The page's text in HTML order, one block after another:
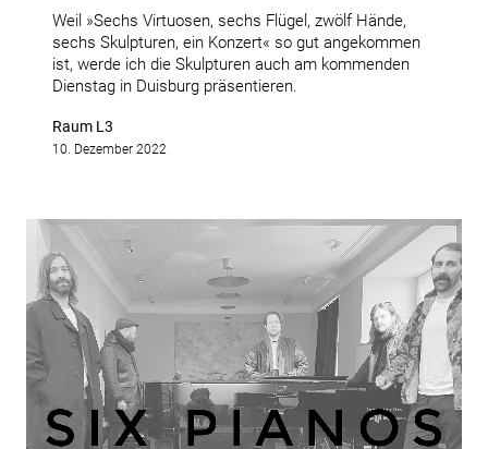
Weil »Sechs Virtuosen, sechs Flügel, zwölf Hände,
sechs Skulpturen, ein Konzert« so gut angekommen
ist, werde ich die Skulpturen auch am kommenden
Dienstag in Duisburg präsentieren.
Raum L3
10. Dezember 2022